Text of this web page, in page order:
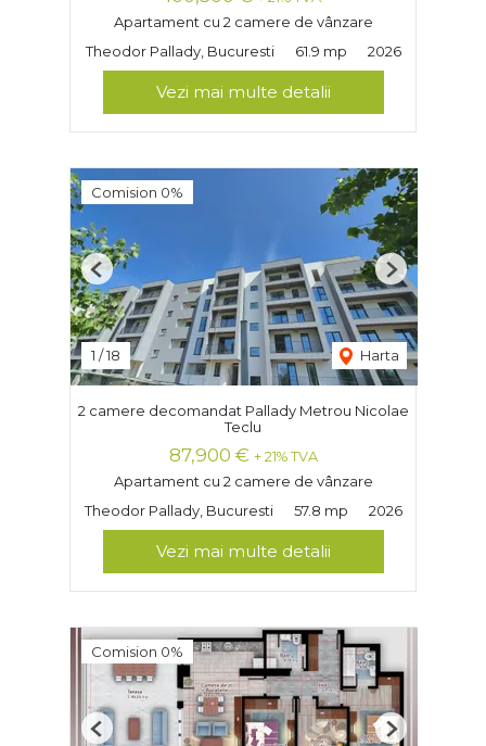
Apartament cu 2 camere de vânzare
Theodor Pallady, Bucuresti
61.9 mp 2026
Vezi mai multe detalii
Comision 0%
1 /18 Harta
Previous Next
2 camere decomandat Pallady Metrou Nicolae
Teclu
87,900 € + 21% TVA
Apartament cu 2 camere de vânzare
Theodor Pallady, Bucuresti
57.8 mp 2026
Vezi mai multe detalii
Comision 0%
Previous Next